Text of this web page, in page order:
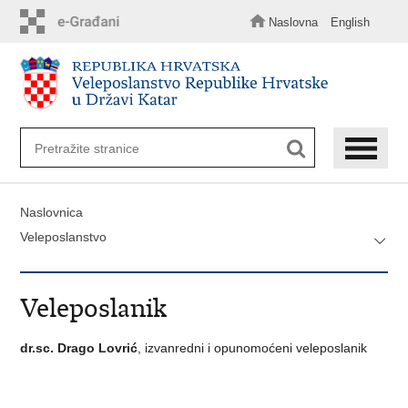
sadržaj
Naslovna English
Naslovnica
Veleposlanstvo
Veleposlanik
dr.sc. Drago Lovrić , izvanredni i opunomoćeni veleposlanik